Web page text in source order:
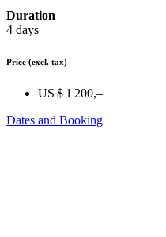
Duration
4 days
Price (excl. tax)
US $ 1 200,–
Dates and Booking